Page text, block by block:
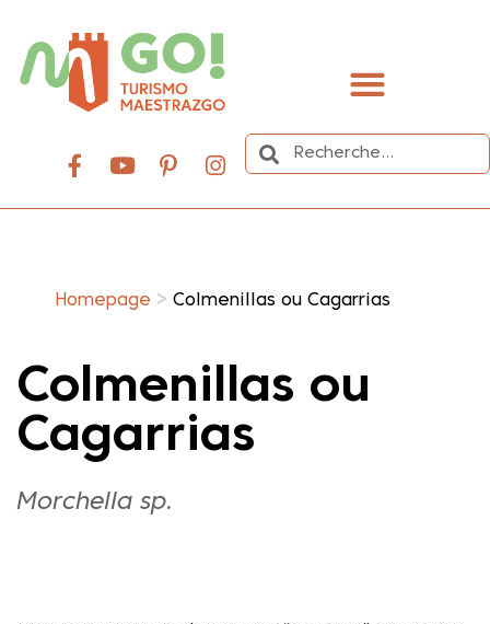
Homepage > Colmenillas ou Cagarrias
Colmenillas ou
Cagarrias
Morchella sp.